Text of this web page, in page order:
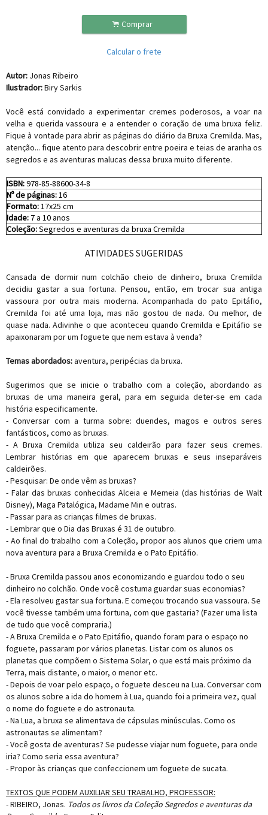
. Comprar
Calcular o frete
Autor: Jonas Ribeiro
Ilustrador:Biry Sarkis
Você está convidado a experimentar cremes poderosos, a voar na
velha e querida vassoura e a entender o coração de uma bruxa feliz.
Fique à vontade para abrir as páginas do diário da Bruxa Cremilda. Mas,
atenção... fique atento para descobrir entre poeira e teias de aranha os
segredos e as aventuras malucas dessa bruxa muito diferente.
ISBN:978-85-88600-34-8
Nº de páginas:16
Formato:17x25 cm
Idade: 7 a 10 anos
Coleção:Segredos e aventuras da bruxa Cremilda
ATIVIDADES SUGERIDAS
Cansada de dormir num colchão cheio de dinheiro, bruxa Cremilda
decidiu gastar a sua fortuna. Pensou, então, em trocar sua antiga
vassoura por outra mais moderna. Acompanhada do pato Epitáfio,
Cremilda foi até uma loja, mas não gostou de nada. Ou melhor, de
quase nada. Adivinhe o que aconteceu quando Cremilda e Epitáfio se
apaixonaram por um foguete que nem estava à venda?
Temas abordados:aventura, peripécias da bruxa.
Sugerimos que se inicie o trabalho com a coleção, abordando as
bruxas de uma maneira geral, para em seguida deter-se em cada
história especificamente.
- Conversar com a turma sobre: duendes, magos e outros seres
fantásticos, como as bruxas.
- A Bruxa Cremilda utiliza seu caldeirão para fazer seus cremes.
Lembrar histórias em que aparecem bruxas e seus inseparáveis
caldeirões.
- Pesquisar: De onde vêm as bruxas?
- Falar das bruxas conhecidas Alceia e Memeia (das histórias de Walt
Disney), Maga Patalógica, Madame Min e outras.
- Passar para as crianças filmes de bruxas.
- Lembrar que o Dia das Bruxas é 31 de outubro.
- Ao final do trabalho com a Coleção, propor aos alunos que criem uma
nova aventura para a Bruxa Cremilda e o Pato Epitáfio.
- Bruxa Cremilda passou anos economizando e guardou todo o seu
dinheiro no colchão. Onde você costuma guardar suas economias?
- Ela resolveu gastar sua fortuna. E começou trocando sua vassoura. Se
você tivesse também uma fortuna, com que gastaria? (Fazer uma lista
de tudo que você compraria.)
- A Bruxa Cremilda e o Pato Epitáfio, quando foram para o espaço no
foguete, passaram por vários planetas. Listar com os alunos os
planetas que compõem o Sistema Solar, o que está mais próximo da
Terra, mais distante, o maior, o menor etc.
- Depois de voar pelo espaço, o foguete desceu na Lua. Conversar com
os alunos sobre a ida do homem à Lua, quando foi a primeira vez, qual
o nome do foguete e do astronauta.
- Na Lua, a bruxa se alimentava de cápsulas minúsculas. Como os
astronautas se alimentam?
- Você gosta de aventuras? Se pudesse viajar num foguete, para onde
iria? Como seria essa aventura?
- Propor às crianças que confeccionem um foguete de sucata.
TEXTOS QUE PODEM AUXILIAR SEU TRABALHO, PROFESSOR:
- RIBEIRO, Jonas. Todos os livros da Coleção Segredos e aventuras da